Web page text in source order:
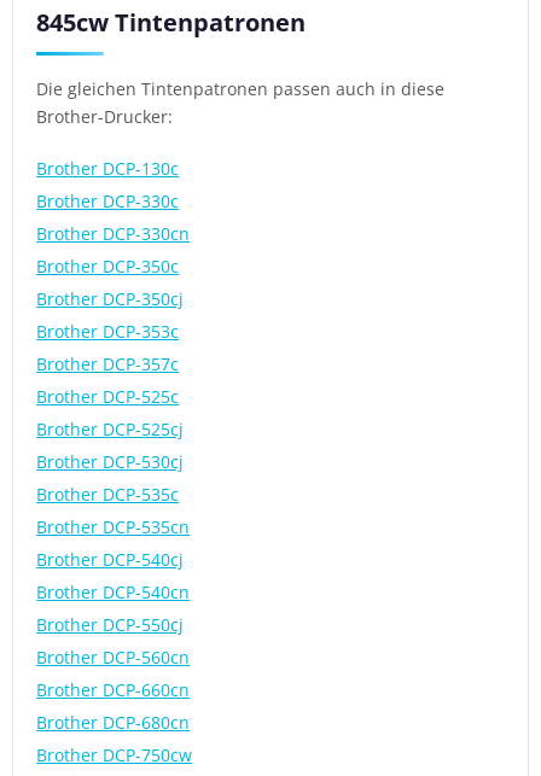
845cw Tintenpatronen
Die gleichen Tintenpatronen passen auch in diese
Brother-Drucker:
Brother DCP-130c
Brother DCP-330c
Brother DCP-330cn
Brother DCP-350c
Brother DCP-350cj
Brother DCP-353c
Brother DCP-357c
Brother DCP-525c
Brother DCP-525cj
Brother DCP-530cj
Brother DCP-535c
Brother DCP-535cn
Brother DCP-540cj
Brother DCP-540cn
Brother DCP-550cj
Brother DCP-560cn
Brother DCP-660cn
Brother DCP-680cn
Brother DCP-750cw